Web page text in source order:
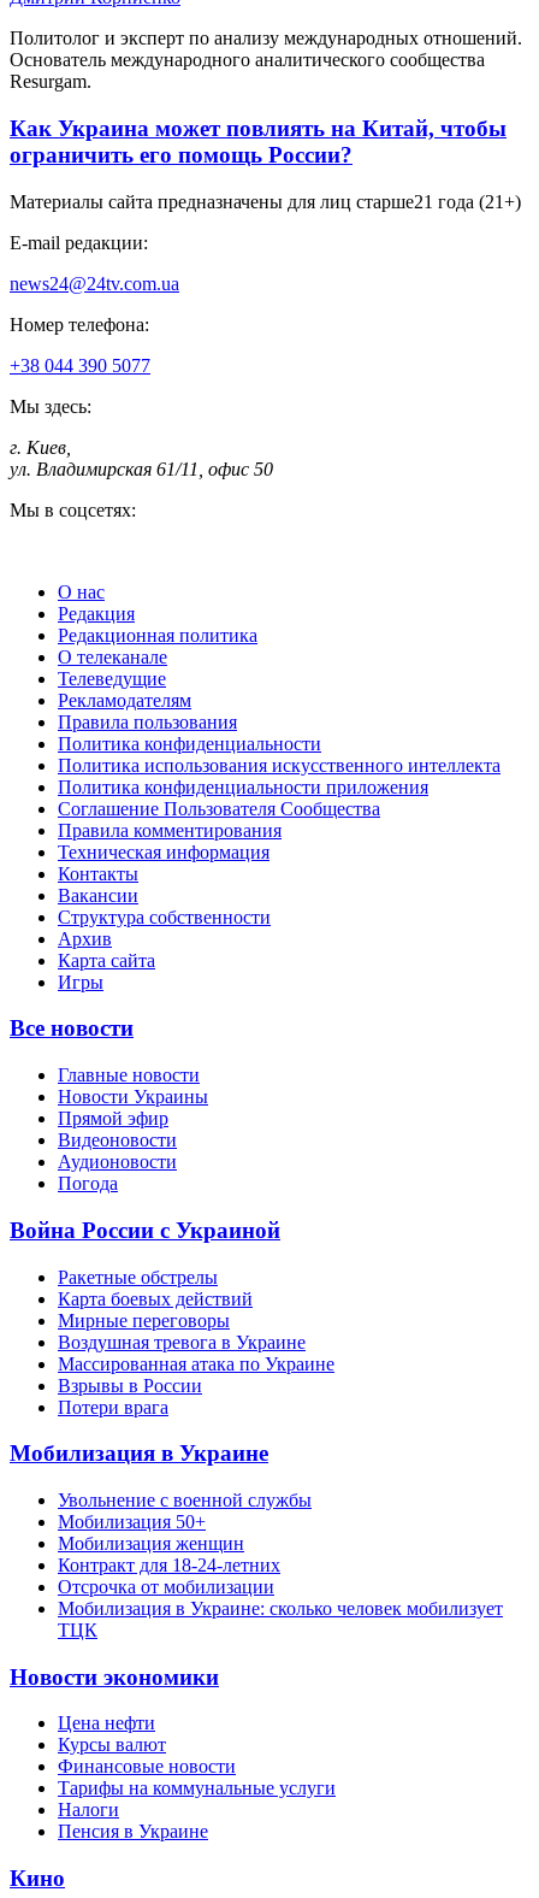
Политолог и эксперт по анализу международных отношений.
Основатель международного аналитического сообщества
Resurgam.
Как Украина может повлиять на Китай, чтобы
ограничить его помощь России?
Материалы сайта предназначены для лиц старше21 года (21+)
E-mail редакции:
news24@24tv.com.ua
Номер телефона:
+38 044 390 5077
Мы здесь:
г. Киев
ул. Владимирская 61/11, офис 50
Мы в соцсетях:
О нас
Редакция
Редакционная политика
О телеканале
Телеведущие
Рекламодателям
Правила пользования
Политика конфиденциальности
Политика использования искусственного интеллекта
Политика конфиденциальности приложения
Соглашение Пользователя Сообщества
Правила комментирования
Техническая информация
Контакты
Вакансии
Структура собственности
Архив
Карта сайта
Игры
Все новости
Главные новости
Новости Украины
Прямой эфир
Видеоновости
Аудионовости
Погода
Война России с Украиной
Ракетные обстрелы
Карта боевых действий
Мирные переговоры
Воздушная тревога в Украине
Массированная атака по Украине
Взрывы в России
Потери врага
Мобилизация в Украине
Увольнение с военной службы
Мобилизация 50+
Мобилизация женщин
Контракт для 18-24-летних
Отсрочка от мобилизации
Мобилизация в Украине: сколько человек мобилизует
ТЦК
Новости экономики
Цена нефти
Курсы валют
Финансовые новости
Тарифы на коммунальные услуги
Налоги
Пенсия в Украине
Кино